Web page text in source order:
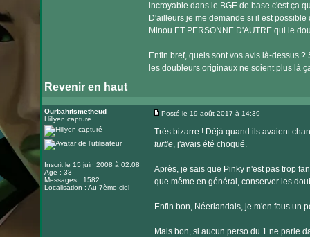
incroyable dans le BGE de base c'est ça
D'ailleurs je me demande si il est
Minou ET PERSONNE D'AUTRE qui le
Enfin bref, quels sont vos avis là-dessus
les doubleurs originaux ne soient plus là
Revenir en haut
Ourbahitsmetheud
Hillyen capturé
Inscrit le 15 juin 2008 à 02:08
Age : 33
Messages : 1582
Localisation : Au 7ème ciel
Posté le 19 août 2017 à 14:39
Très bizarre ! Déjà quand ils avaient
turtle, j'avais été choqué.
Après, je sais que Pinky n'est pas trop
que même en général, conserver les
Enfin bon, Néerlandais, je m'en fous un
Mais bon, si aucun perso du 1 ne parle